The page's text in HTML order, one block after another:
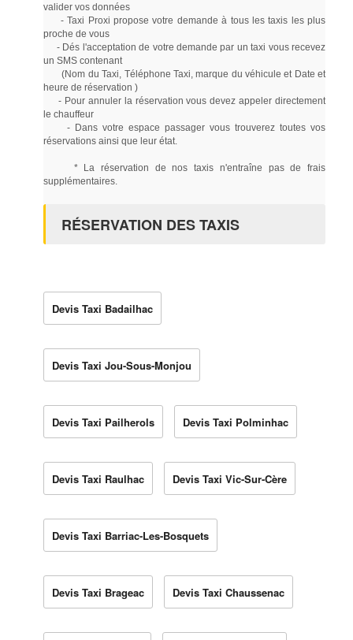
valider vos données
- Taxi Proxi propose votre demande à tous les taxis les plus
proche de vous
- Dés l'acceptation de votre demande par un taxi vous recevez
un SMS contenant
(Nom du Taxi, Téléphone Taxi, marque du véhicule et Date et
heure de réservation )
- Pour annuler la réservation vous devez appeler directement
le chauffeur
- Dans votre espace passager vous trouverez toutes vos
réservations ainsi que leur état.
* La réservation de nos taxis n'entraîne pas de frais
supplémentaires.
RÉSERVATION DES TAXIS
Devis Taxi Badailhac
Devis Taxi Jou-Sous-Monjou
Devis Taxi Pailherols Devis Taxi Polminhac
Devis Taxi Raulhac Devis Taxi Vic-Sur-Cère
Devis Taxi Barriac-Les-Bosquets
Devis Taxi Brageac Devis Taxi Chaussenac